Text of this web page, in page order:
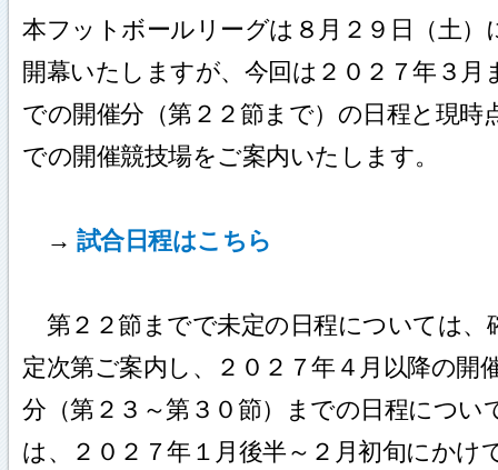
本フットボールリーグは８月２９日（土）
開幕いたしますが、今回は２０２７年３月
での開催分（第２２節まで）の日程と現時
での開催競技場をご案内いたします。
→ 試合日程はこちら
第２２節までで未定の日程については、
定次第ご案内し、２０２７年４月以降の開
分（第２３～第３０節）までの日程につい
は、２０２７年１月後半～２月初旬にかけ